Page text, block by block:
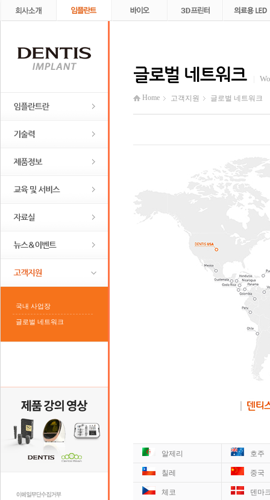
국내 사업장
글로벌 네트워크
Home 고객지원 글로벌 네트워크
알제리 호주
칠레 중국
체코 덴마